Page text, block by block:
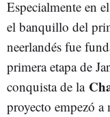
Especialmente en
el banquillo del
neerlandés fue
primera etapa de
conquista de la
proyecto empezó a